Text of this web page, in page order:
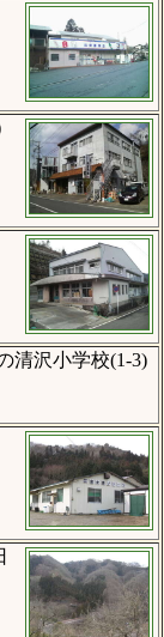
清沢小学校(1-3)